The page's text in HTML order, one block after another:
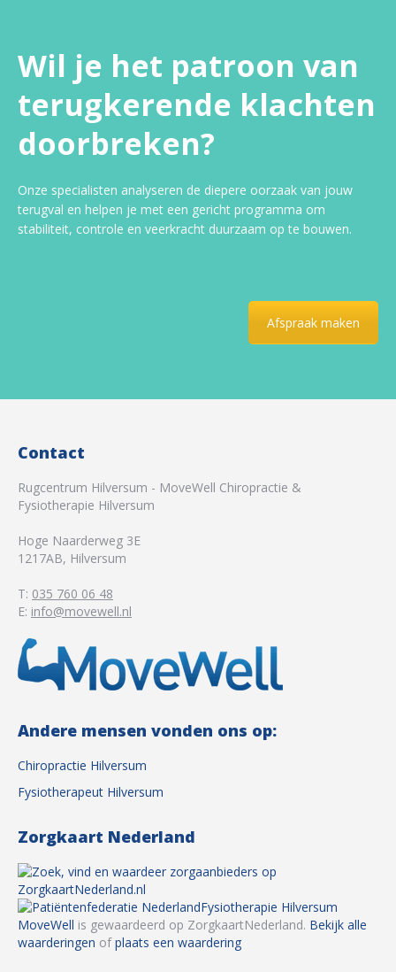
Wil je het patroon van
terugkerende klachten
doorbreken?
Onze specialisten analyseren de diepere oorzaak van jouw
terugval en helpen je met een gericht programma om
stabiliteit, controle en veerkracht duurzaam op te bouwen.
Afspraak maken
Contact
Rugcentrum Hilversum - MoveWell Chiropractie &
Fysiotherapie Hilversum
Hoge Naarderweg 3E
1217AB, Hilversum
T: 035 760 06 48
E: info@movewell.nl
Andere mensen vonden ons op:
Chiropractie Hilversum
Fysiotherapeut Hilversum
Zorgkaart Nederland
Fysiotherapie Hilversum
MoveWell is gewaardeerd op ZorgkaartNederland. Bekijk alle
waarderingen ofplaats een waardering